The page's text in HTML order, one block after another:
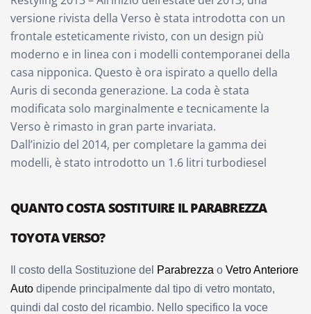
versione rivista della Verso è stata introdotta con un
frontale esteticamente rivisto, con un design più
moderno e in linea con i modelli contemporanei della
casa nipponica. Questo è ora ispirato a quello della
Auris di seconda generazione. La coda è stata
modificata solo marginalmente e tecnicamente la
Verso è rimasto in gran parte invariata.
Dall’inizio del 2014, per completare la gamma dei
modelli, è stato introdotto un 1.6 litri turbodiesel
QUANTO COSTA SOSTITUIRE IL PARABREZZA
TOYOTA VERSO?
Il costo della Sostituzione del Parabrezza o Vetro Anteriore
Auto dipende principalmente dal tipo di vetro montato,
quindi dal costo del ricambio. Nello specifico la voce